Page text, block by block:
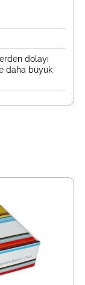
dolayı
daha büyük